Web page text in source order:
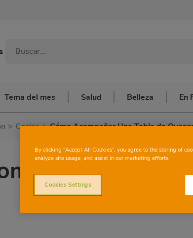
Tema del mes Salud Belleza En
> Cocina > Cómo Acompañar Una Tabla de
una
By clicking “Accept All Cookies”, you agree to the storing of
analyze site usage, and assist in our marketing efforts.
Cookies Settings